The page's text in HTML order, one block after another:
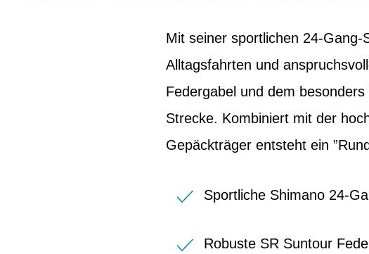
Mit seiner sportlichen 24-
Alltagsfahrten und
Federgabel und dem
Strecke. Kombiniert mit der
Gepäckträger entsteht ein
Sportliche Shimano 24-
Robuste SR Suntour